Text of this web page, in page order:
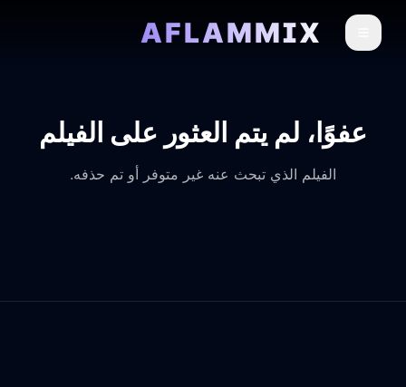
AFLAMMIX
عفوًا، لم يتم العثور على الفيلم
الفيلم الذي تبحث عنه غير متوفر أو تم حذفه.